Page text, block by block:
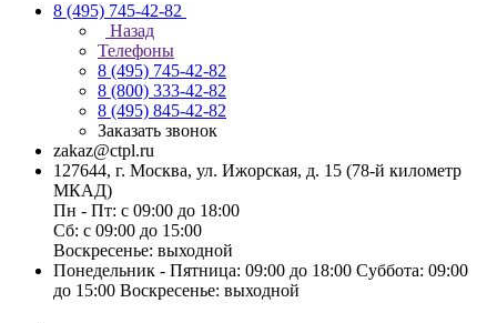
8 (495) 745-42-82
Назад
Телефоны
8 (495) 745-42-82
8 (800) 333-42-82
8 (495) 845-42-82
Заказать звонок
zakaz@ctpl.ru
127644, г. Москва, ул. Ижорская, д. 15 (78-й километр
МКАД)
Пн - Пт: с 09:00 до 18:00
Сб: с 09:00 до 15:00
Воскресенье: выходной
Понедельник - Пятница: 09:00 до 18:00 Суббота: 09:00
до 15:00 Воскресенье: выходной